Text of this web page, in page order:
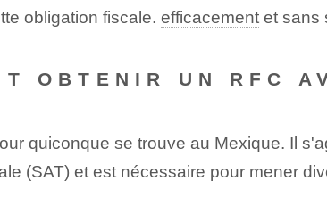
obligation fiscale. efficacement⁤et sans
OBTENIR UN RFC
quiconque se trouve au Mexique. Il
(SAT) et est nécessaire pour mener